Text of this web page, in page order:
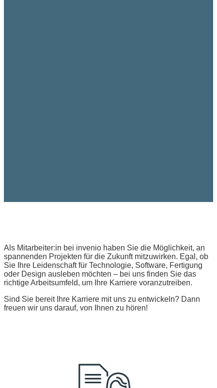
Als Mitarbeiter:in bei invenio haben Sie die Möglichkeit, an
spannenden Projekten für die Zukunft mitzuwirken. Egal, ob
Sie Ihre Leidenschaft für Technologie, Software, Fertigung
oder Design ausleben möchten – bei uns finden Sie das
richtige Arbeitsumfeld, um Ihre Karriere voranzutreiben.
Sind Sie bereit Ihre Karriere mit uns zu entwickeln? Dann
freuen wir uns darauf, von Ihnen zu hören!